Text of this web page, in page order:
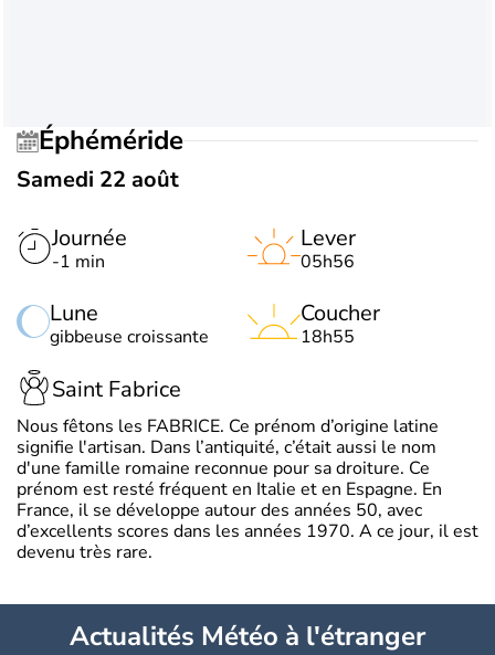
Éphéméride
Samedi 22 août
Journée
-1 min
Lune
gibbeuse croissante
Lever
05h56
Coucher
18h55
Saint Fabrice
Nous fêtons les FABRICE. Ce prénom d’origine latine
signifie l'artisan. Dans l’antiquité, c’était aussi le nom
d'une famille romaine reconnue pour sa droiture. Ce
prénom est resté fréquent en Italie et en Espagne. En
France, il se développe autour des années 50, avec
d’excellents scores dans les années 1970. A ce jour, il est
devenu très rare.
Actualités Météo à l'étranger